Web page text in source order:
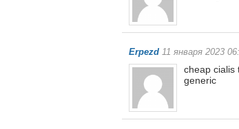
Erpezd 11 января 2023
cheap cialis
generic